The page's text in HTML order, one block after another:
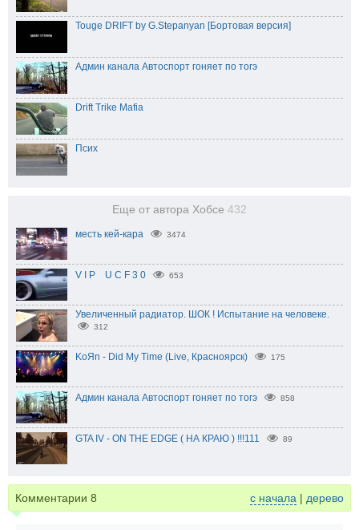
Touge DRIFT by G.Stepanyan [Бортовая версия]
Админ канала Автоспорт гоняет по тогэ
Drift Trike Mafia
Псих
Еще от автора Хобсе 432
месть кей-кара 3474
V I P U C F 3 0 653
Увеличенный радиатор. ШОК ! Испытание на человеке.
312
KoЯn - Did My Time (Live, Красноярск) 175
Админ канала Автоспорт гоняет по тогэ 858
GTA IV - ON THE EDGE ( НА КРАЮ ) !!!111 89
Комментарии 8 с начала | дерево